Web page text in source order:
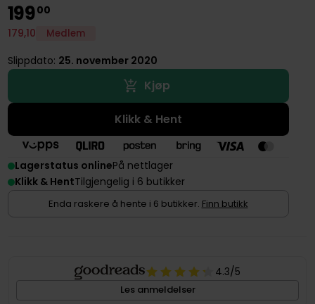
19900
179,10 Medlem
Slippdato: 25. november 2020
Kjøp
Klikk & Hent
Lagerstatus onlinePå nettlager
Klikk & HentTilgjengelig i 6 butikker
Enda raskere å hente i 6 butikker. Finn butikk
4.3/5
Les anmeldelser